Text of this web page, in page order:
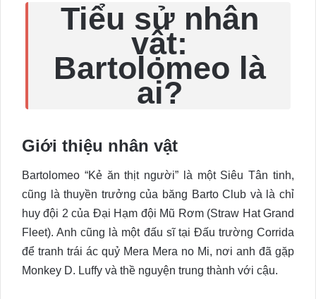
Tiểu sử nhân
vật:
Bartolomeo là
ai?
Giới thiệu nhân vật
Bartolomeo “Kẻ ăn thịt người” là một Siêu Tân tinh,
cũng là thuyền trưởng của băng Barto Club và là chỉ
huy đội 2 của Đại Hạm đội Mũ Rơm (Straw Hat Grand
Fleet). Anh cũng là một đấu sĩ tại Đấu trường Corrida
để tranh trái ác quỷ Mera Mera no Mi, nơi anh đã gặp
Monkey D. Luffy và thề nguyện trung thành với cậu.